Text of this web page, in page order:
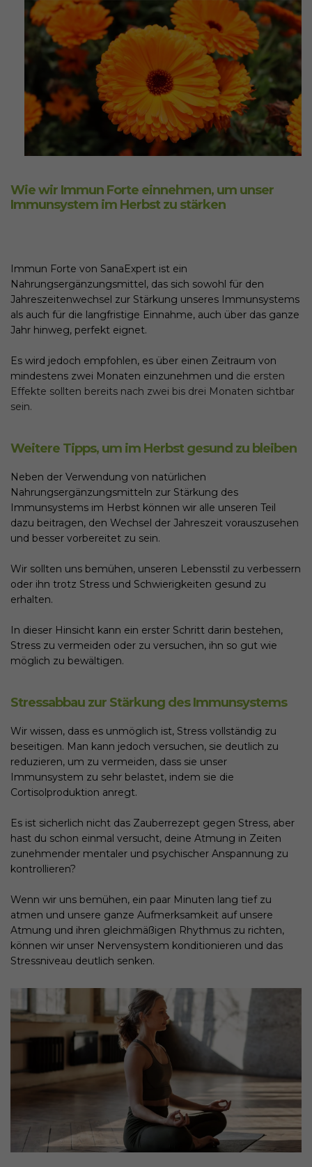
Wie wir Immun Forte einnehmen, um unser
Immunsystem im Herbst zu stärken
Immun Forte von SanaExpert ist ein
Nahrungsergänzungsmittel, das sich sowohl für den
Jahreszeitenwechsel zur Stärkung unseres Immunsystems
als auch für die langfristige Einnahme, auch über das ganze
Jahr hinweg, perfekt eignet.
Es wird jedoch empfohlen, es über einen Zeitraum von
mindestens zwei Monaten einzunehmen und die ersten
Effekte sollten bereits nach zwei bis drei Monaten sichtbar
sein.
Weitere Tipps, um im Herbst gesund zu bleiben
Neben der Verwendung von natürlichen
Nahrungsergänzungsmitteln zur Stärkung des
Immunsystems im Herbst können wir alle unseren Teil
dazu beitragen, den Wechsel der Jahreszeit vorauszusehen
und besser vorbereitet zu sein.
Wir sollten uns bemühen, unseren Lebensstil zu verbessern
oder ihn trotz Stress und Schwierigkeiten gesund zu
erhalten.
In dieser Hinsicht kann ein erster Schritt darin bestehen,
Stress zu vermeiden oder zu versuchen, ihn so gut wie
möglich zu bewältigen.
Stressabbau zur Stärkung des Immunsystems
Wir wissen, dass es unmöglich ist, Stress vollständig zu
beseitigen. Man kann jedoch versuchen, sie deutlich zu
reduzieren, um zu vermeiden, dass sie unser
Immunsystem zu sehr belastet, indem sie die
Cortisolproduktion anregt.
Es ist sicherlich nicht das Zauberrezept gegen Stress, aber
hast du schon einmal versucht, deine Atmung in Zeiten
zunehmender mentaler und psychischer Anspannung zu
kontrollieren?
Wenn wir uns bemühen, ein paar Minuten lang tief zu
atmen und unsere ganze Aufmerksamkeit auf unsere
Atmung und ihren gleichmäßigen Rhythmus zu richten,
können wir unser Nervensystem konditionieren und das
Stressniveau deutlich senken.